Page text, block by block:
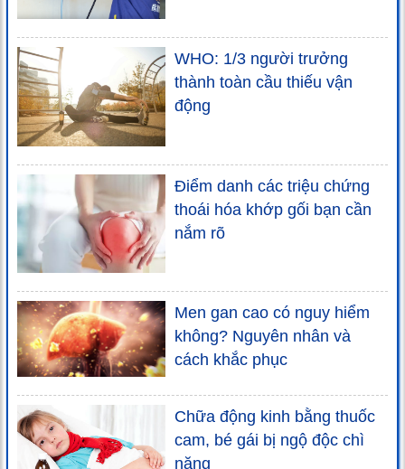
WHO: 1/3 người trưởng
thành toàn cầu thiếu vận
động
Điểm danh các triệu chứng
thoái hóa khớp gối bạn cần
nắm rõ
Men gan cao có nguy hiểm
không? Nguyên nhân và
cách khắc phục
Chữa động kinh bằng thuốc
cam, bé gái bị ngộ độc chì
nặng